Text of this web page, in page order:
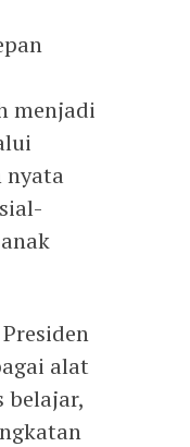
menjadi
nyata
alat
belajar,